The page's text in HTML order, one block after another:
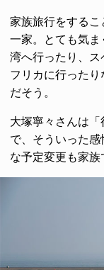
家族旅行をする
一家。とても気ま
湾へ行ったり、
フリカに行った
だそう。
大塚寧々さんは「
で、そういった
な予定変更も家族